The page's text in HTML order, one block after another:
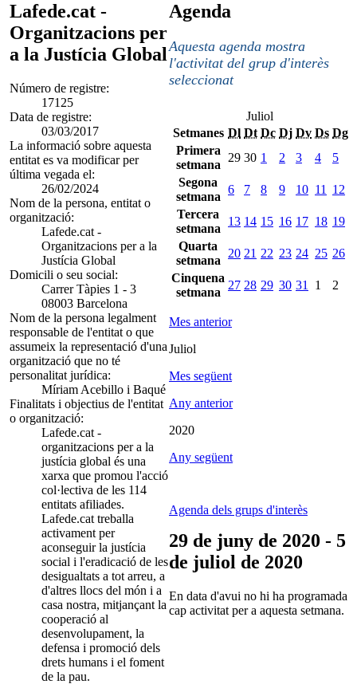
Lafede.cat -
Organitzacions per
a la Justícia Global
Número de registre:
17125
Data de registre:
03/03/2017
La informació sobre aquesta
entitat es va modificar per
última vegada el:
26/02/2024
Nom de la persona, entitat o
organització:
Lafede.cat -
Organitzacions per a la
Justícia Global
Domicili o seu social:
Carrer Tàpies 1 - 3
08003 Barcelona
Nom de la persona legalment
responsable de l'entitat o que
assumeix la representació d'una
organització que no té
personalitat jurídica:
Míriam Acebillo i Baqué
Finalitats i objectius de l'entitat
o organització:
Lafede.cat -
organitzacions per a la
justícia global és una
xarxa que promou l'acció
col·lectiva de les 114
entitats afiliades.
Lafede.cat treballa
activament per
aconseguir la justícia
social i l'eradicació de les
desigualtats a tot arreu, a
d'altres llocs del món i a
casa nostra, mitjançant la
cooperació al
desenvolupament, la
defensa i promoció dels
drets humans i el foment
de la pau.
Agenda
Aquesta agenda mostra
l'activitat del grup d'interès
seleccionat
Juliol
Setmanes Dl Dt Dc Dj Dv Ds Dg
Primera
setmana
29 30 1 2 3 4
5
Segona
setmana
6 7 8 9 10 11
12
Tercera
setmana
13 14 15 16 17 18 19
Quarta
setmana
20 21 22 23 24 25 26
Cinquena
setmana
27 28 29 30 31 1 2
Mes anterior
Juliol
Mes següent
Any anterior
2020
Any següent
Agenda dels grups d'interès
29 de juny de 2020 - 5
de juliol de 2020
En data d'avui no hi ha programada
cap activitat per a aquesta setmana.